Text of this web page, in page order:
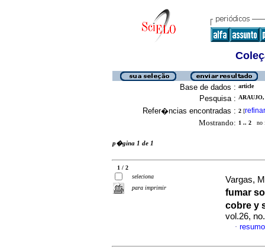
Base de dados : article
Pesquisa :
Refer�ncias encontradas : 2 [refinar
Mostrando: 1 .. 2 no
p�gina 1 de 1
1 / 2
seleciona
para imprimir
Vargas,
fumar
cobre y
vol.26,
·